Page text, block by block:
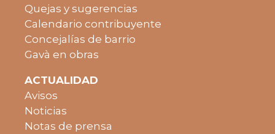
Quejas y sugerencias
Calendario contribuyente
Concejalías de barrio
Gavà en obras
ACTUALIDAD
Avisos
Noticias
Notas de prensa